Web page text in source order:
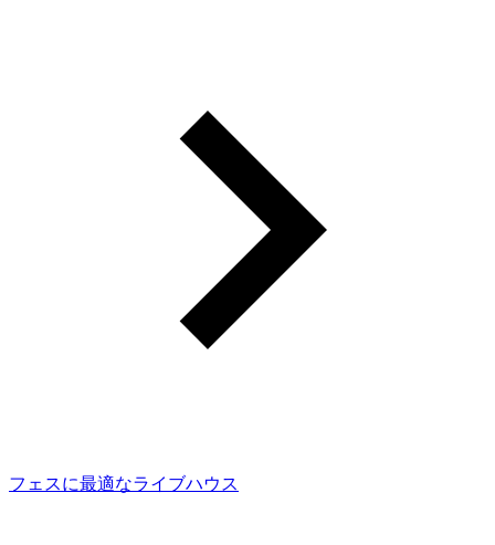
フェスに最適なライブハウス